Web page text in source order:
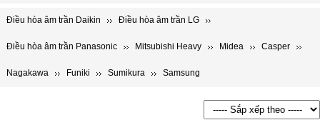
Điều hòa âm trần Daikin Điều hòa âm trần LG
Điều hòa âm trần Panasonic Mitsubishi Heavy Midea Casper
Nagakawa Funiki Sumikura Samsung